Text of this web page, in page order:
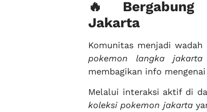
🔥 Bergabung
Jakarta
Komunitas menjadi
pokemon langka jakarta
membagikan info
Melalui interaksi aktif di
koleksi pokemon jakarta